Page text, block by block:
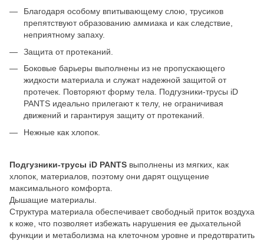
Благодаря особому впитывающему слою, трусиков
препятствуют образованию аммиака и как следствие,
неприятному запаху.
Защита от протеканий.
Боковые барьеры выполнены из не пропускающего
жидкости материала и служат надежной защитой от
протечек. Повторяют форму тела. Подгузники-трусы iD
PANTS идеально прилегают к телу, не ограничивая
движений и гарантируя защиту от протеканий.
Нежные как хлопок.
Подгузники-трусы iD PANTS выполнены из мягких, как
хлопок, материалов, поэтому они дарят ощущение
максимального комфорта.
Дышащие материалы.
Структура материала обеспечивает свободный приток воздуха
к коже, что позволяет избежать нарушения ее дыхательной
функции и метаболизма на клеточном уровне и предотвратить